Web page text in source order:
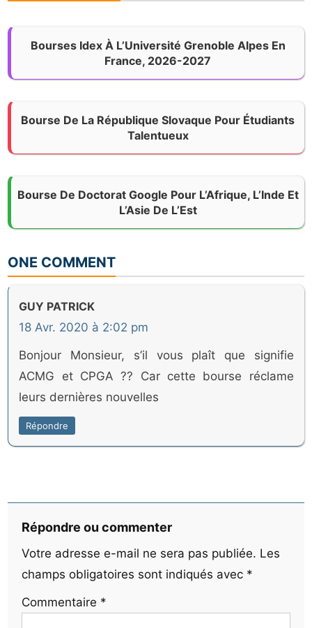
Bourses Idex À L’Université Grenoble Alpes En
France, 2026-2027
Bourse De La République Slovaque Pour Étudiants
Talentueux
Bourse De Doctorat Google Pour L’Afrique, L’Inde Et
L’Asie De L’Est
ONE COMMENT
GUY PATRICK
18 Avr. 2020 à 2:02 pm
Bonjour Monsieur, s’il vous plaît que signifie
ACMG et CPGA ?? Car cette bourse réclame
leurs dernières nouvelles
Répondre
Répondre ou commenter
Votre adresse e-mail ne sera pas publiée. Les
champs obligatoires sont indiqués avec *
Commentaire *